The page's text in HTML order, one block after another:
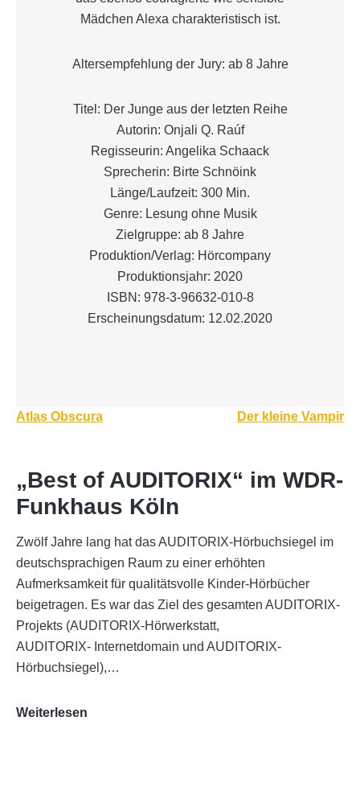
Mädchen Alexa charakteristisch ist.
Altersempfehlung der Jury: ab 8 Jahre
Titel: Der Junge aus der letzten Reihe
Autorin: Onjali Q. Raúf
Regisseurin: Angelika Schaack
Sprecherin: Birte Schnöink
Länge/Laufzeit: 300 Min.
Genre: Lesung ohne Musik
Zielgruppe: ab 8 Jahre
Produktion/Verlag: Hörcompany
Produktionsjahr: 2020
ISBN: 978-3-96632-010-8
Erscheinungsdatum: 12.02.2020
Beitragsnavigation
Atlas Obscura Der kleine Vampir
„Best of AUDITORIX“ im WDR-
Funkhaus Köln
Zwölf Jahre lang hat das AUDITORIX-Hörbuchsiegel im
deutschsprachigen Raum zu einer erhöhten
Aufmerksamkeit für qualitätsvolle Kinder-Hörbücher
beigetragen. Es war das Ziel des gesamten AUDITORIX-
Projekts (AUDITORIX-Hörwerkstatt,
AUDITORIX- Internetdomain und AUDITORIX-
Hörbuchsiegel),…
Weiterlesen